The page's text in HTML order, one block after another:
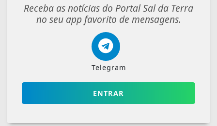
Receba as notícias do Portal Sal da Terra
no seu app favorito de mensagens.
Telegram
ENTRAR